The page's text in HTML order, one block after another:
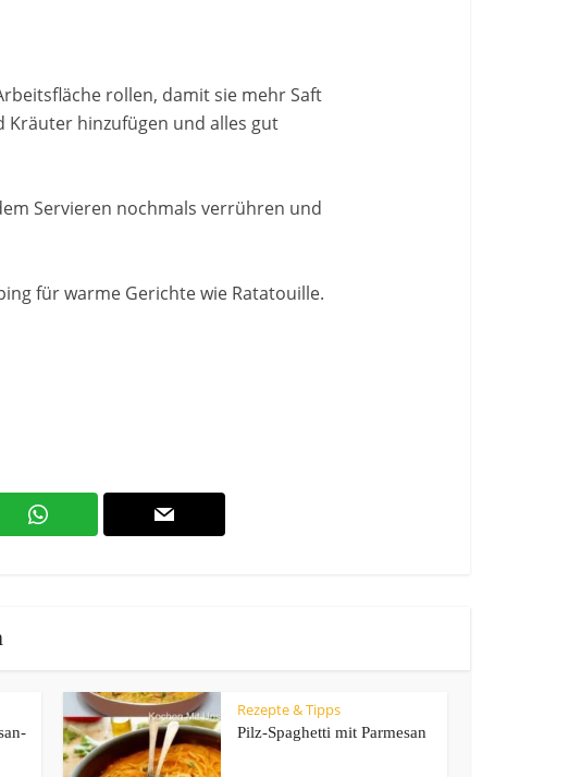
rollen, damit sie mehr Saft
Kräuter hinzufügen und alles gut
Servieren nochmals verrühren und
für warme Gerichte wie Ratatouille.
Rezepte & Tipps
Pilz-Spaghetti mit Parmesan